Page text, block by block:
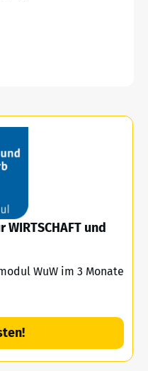
und
WuW im 3 Monate